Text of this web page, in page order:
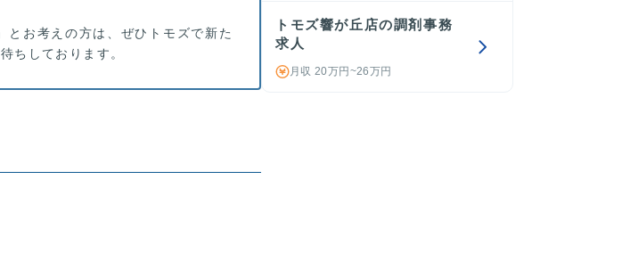
とお考えの方は、ぜひトモズで新た
ちしております。
トモズ響が丘店の調剤事務
求人
月収 20万円~26万円